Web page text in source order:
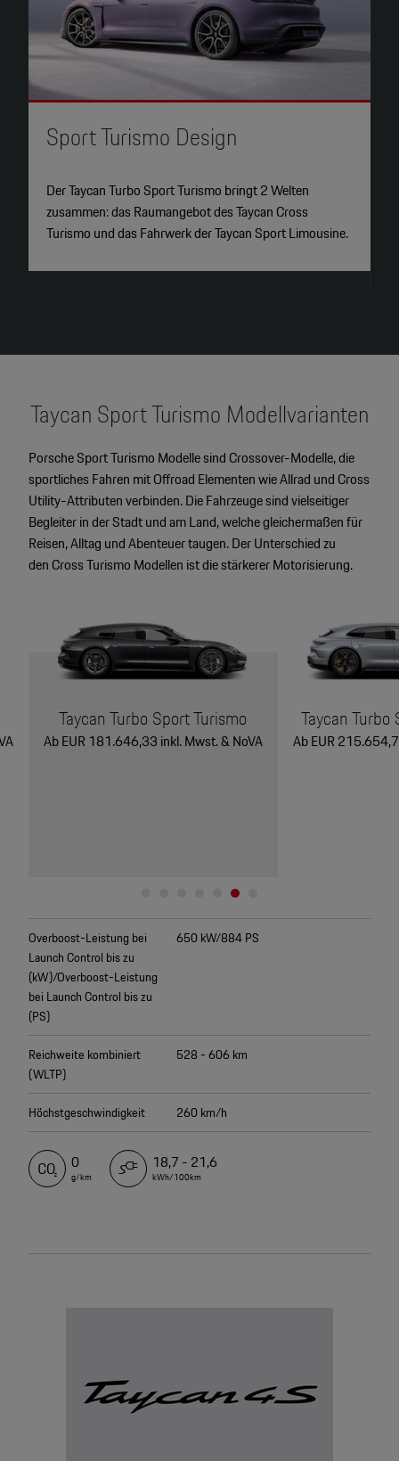
Sport Turismo Design
Der Taycan Turbo Sport Turismo bringt 2 Welten
zusammen: das Raumangebot des Taycan Cross
Turismo und das Fahrwerk der Taycan Sport Limousine.
Taycan Sport Turismo Modellvarianten
Porsche Sport Turismo Modelle sind Crossover-Modelle, die
sportliches Fahren mit Offroad Elementen wie Allrad und Cross
Utility-Attributen verbinden. Die Fahrzeuge sind vielseitiger
Begleiter in der Stadt und am Land, welche gleichermaßen für
Reisen, Alltag und Abenteuer taugen. Der Unterschied zu
den Cross Turismo Modellen ist die stärkerer Motorisierung.
Taycan Turbo Sport Turismo
Ab EUR 181.646,33 inkl. Mwst. & NoVA
Taycan
Ab EUR
650 kW/884 PS
Overboost-Leistung bei
Launch Control bis zu
(kW)/Overboost-Leistung
bei Launch Control bis zu
(PS)
528 - 606 km
Reichweite kombiniert
(WLTP)
260 km/h
Höchstgeschwindigkeit
0
g/km
18,7 - 21,6
kWh/100km